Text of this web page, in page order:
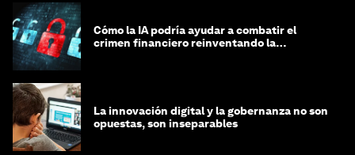
Cómo la IA podría ayudar a combatir el
crimen financiero reinventando la
La innovación digital y la gobernanza no son
opuestas, son inseparables